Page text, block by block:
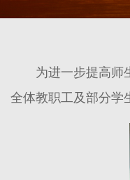
为进一步提高师
全体教职工及部分学